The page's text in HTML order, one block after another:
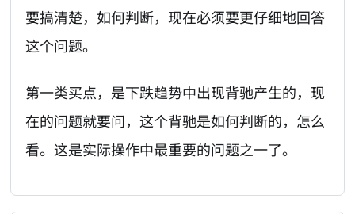
要搞清楚，如何判断，现在必须要更仔细地回答
这个问题。
第一类买点，是下跌趋势中出现背驰产生的，现
在的问题就要问，这个背驰是如何判断的，怎么
看。这是实际操作中最重要的问题之一了。